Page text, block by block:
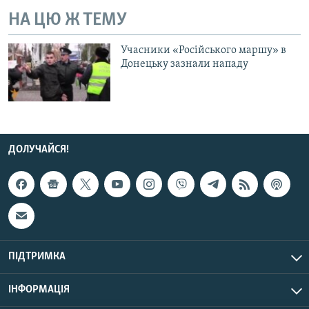
НА ЦЮ Ж ТЕМУ
Учасники «Російського маршу» в
Донецьку зазнали нападу
ДОЛУЧАЙСЯ!
ПІДТРИМКА
ІНФОРМАЦІЯ